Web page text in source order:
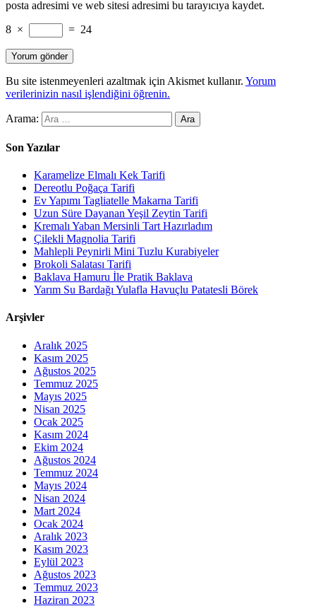
posta adresimi ve web sitesi adresimi bu tarayıcıya kaydet.
8 × = 24
Bu site istenmeyenleri azaltmak için Akismet kullanır. Yorum
verilerinizin nasıl işlendiğini öğrenin.
Arama:
Son Yazılar
Karamelize Elmalı Kek Tarifi
Dereotlu Poğaça Tarifi
Ev Yapımı Tagliatelle Makarna Tarifi
Uzun Süre Dayanan Yeşil Zeytin Tarifi
Kremalı Yaban Mersinli Tart Hazırladım
Çilekli Magnolia Tarifi
Mahlepli Peynirli Mini Tuzlu Kurabiyeler
Brokoli Salatası Tarifi
Baklava Hamuru İle Pratik Baklava
Yarım Su Bardağı Yulafla Havuçlu Patatesli Börek
Arşivler
Aralık 2025
Kasım 2025
Ağustos 2025
Temmuz 2025
Mayıs 2025
Nisan 2025
Ocak 2025
Kasım 2024
Ekim 2024
Ağustos 2024
Temmuz 2024
Mayıs 2024
Nisan 2024
Mart 2024
Ocak 2024
Aralık 2023
Kasım 2023
Eylül 2023
Ağustos 2023
Temmuz 2023
Haziran 2023